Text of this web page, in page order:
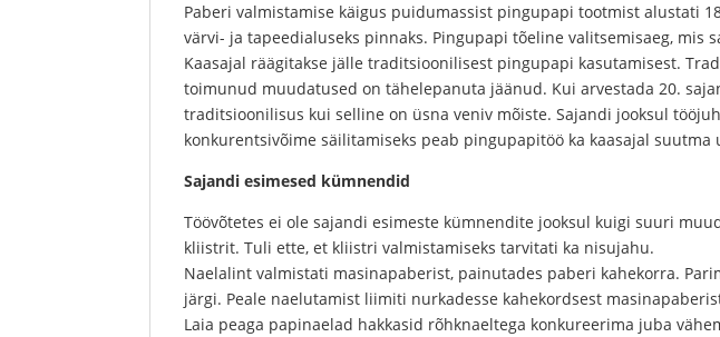
Paberi valmistamise käigus puidumassist pingupapi tootmist alustati
värvi- ja tapeedialuseks pinnaks. Pingupapi tõeline valitsemisaeg, mis
Kaasajal räägitakse jälle traditsioonilisest pingupapi kasutamisest.
toimunud muudatused on tähelepanuta jäänud. Kui arvestada 20.
traditsioonilisus kui selline on üsna veniv mõiste. Sajandi jooksul
konkurentsivõime säilitamiseks peab pingupapitöö ka kaasajal suutma
Sajandi esimesed kümnendid
Töövõtetes ei ole sajandi esimeste kümnendite jooksul kuigi suuri
kliistrit. Tuli ette, et kliistri valmistamiseks tarvitati ka nisujahu.
Naelalint valmistati masinapaberist, painutades paberi kahekorra.
järgi. Peale naelutamist liimiti nurkadesse kahekordsest
Laia peaga papinaelad hakkasid rõhknaeltega konkureerima juba